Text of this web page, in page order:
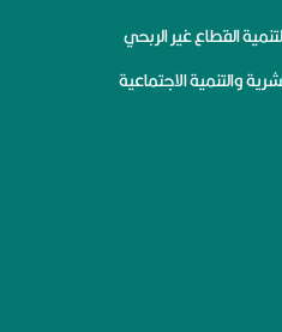
القطاع غير الربحي
والتنمية الاجتماعية